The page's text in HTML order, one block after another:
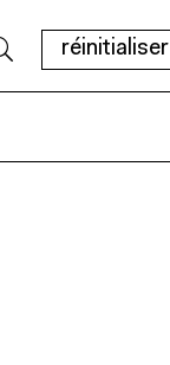
réinitialiser